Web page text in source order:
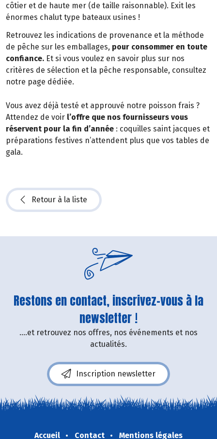
côtier et de haute mer (de taille raisonnable). Exit les
énormes chalut type bateaux usines !
Retrouvez les indications de provenance et la méthode
de pêche sur les emballages, pour consommer en toute
confiance. Et si vous voulez en savoir plus sur nos
critères de sélection et la pêche responsable, consultez
notre page dédiée.
Vous avez déjà testé et approuvé notre poisson frais ?
Attendez de voir l’offre que nos fournisseurs vous
réservent pour la fin d’année : coquilles saint jacques et
préparations festives n’attendent plus que vos tables de
gala.
Retour à la liste
Restons en contact, inscrivez-vous à la
newsletter !
....et retrouvez nos offres, nos événements et nos
actualités.
Inscription newsletter
Accueil Contact
Mentions légales